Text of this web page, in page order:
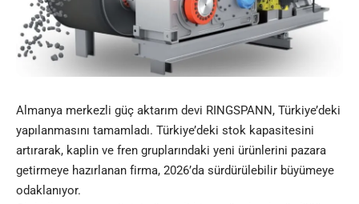
Almanya merkezli güç aktarım devi RINGSPANN, Türkiye’deki
yapılanmasını tamamladı. Türkiye’deki stok kapasitesini
artırarak, kaplin ve fren gruplarındaki yeni ürünlerini pazara
getirmeye hazırlanan firma, 2026’da sürdürülebilir büyümeye
odaklanıyor.